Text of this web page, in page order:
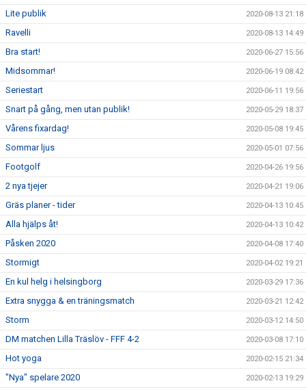
Lite publik 2020-08-13 21:18
Ravelli 2020-08-13 14:49
Bra start! 2020-06-27 15:56
Midsommar! 2020-06-19 08:42
Seriestart 2020-06-11 19:56
Snart på gång, men utan publik! 2020-05-29 18:37
Vårens fixardag! 2020-05-08 19:45
Sommar ljus 2020-05-01 07:56
Footgolf 2020-04-26 19:56
2 nya tjejer 2020-04-21 19:06
Gräs planer - tider 2020-04-13 10:45
Alla hjälps åt! 2020-04-13 10:42
Påsken 2020 2020-04-08 17:40
Stormigt 2020-04-02 19:21
En kul helg i helsingborg 2020-03-29 17:36
Extra snygga & en träningsmatch 2020-03-21 12:42
Storm 2020-03-12 14:50
DM matchen Lilla Träslöv - FFF 4-2 2020-03-08 17:10
Hot yoga 2020-02-15 21:34
"Nya" spelare 2020 2020-02-13 19:29